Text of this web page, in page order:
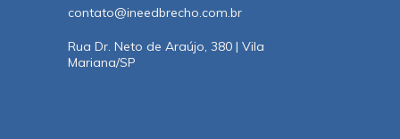
contato@ineedbrecho.com.br
Rua Dr. Neto de Araújo, 380 | Vila
Mariana/SP